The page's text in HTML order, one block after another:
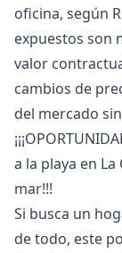
oficina, según
‌expuestos ‌son
‌valor
‌cambios de
‌del ‌mercado
a la playa en
mar!!!
Si busca un
de todo, este